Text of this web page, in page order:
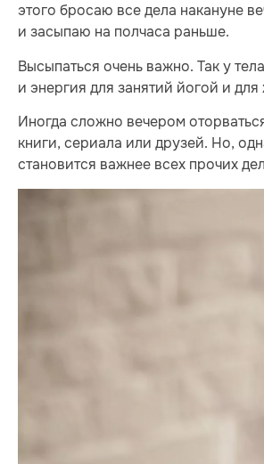
этого бросаю все дела накануне
и засыпаю на полчаса раньше.
Высыпаться очень важно. Так у
и энергия для занятий йогой и
Иногда сложно вечером
книги, сериала или друзей. Но,
становится важнее всех прочих